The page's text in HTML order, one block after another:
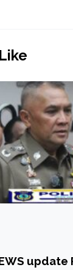
update